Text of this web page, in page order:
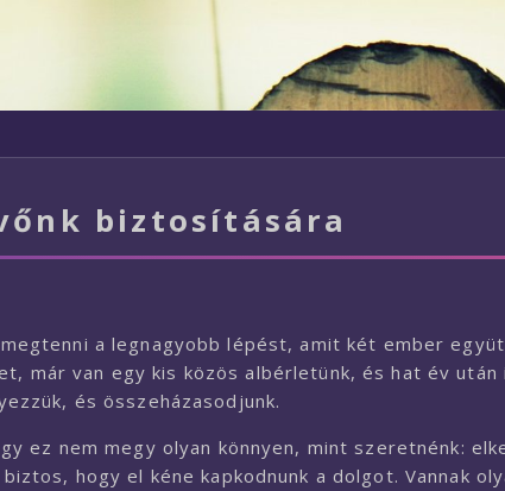
biztosítására
a legnagyobb lépést, amit két ember
már van egy kis közös albérletünk, és hat év után
és összeházasodjunk.
ez nem megy olyan könnyen, mint szeretnénk:
hogy el kéne kapkodnunk a dolgot. Vannak